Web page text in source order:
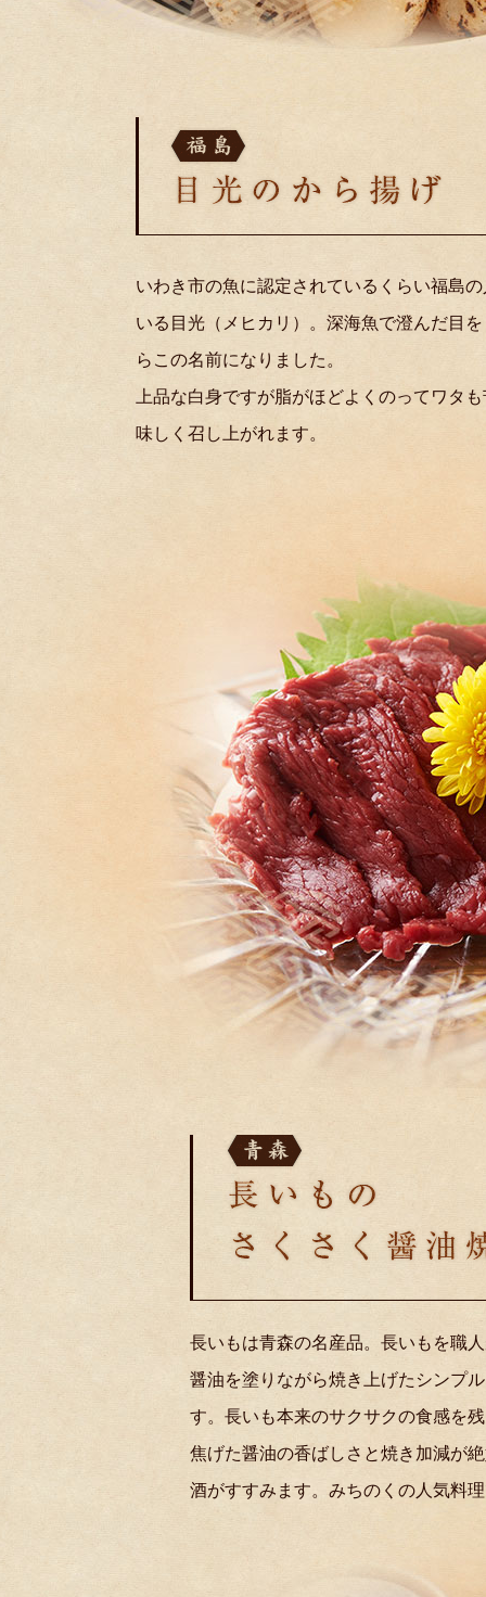
いわき市の魚に認定されているくらい福島
いる目光（メヒカリ）。深海魚で澄んだ目
らこの名前になりました。
上品な白身ですが脂がほどよくのってワタ
味しく召し上がれます。
長いもは青森の名産品。長いもを職
醤油を塗りながら焼き上げたシンプ
す。長いも本来のサクサクの食感を
焦げた醤油の香ばしさと焼き加減が
酒がすすみます。みちのくの人気料